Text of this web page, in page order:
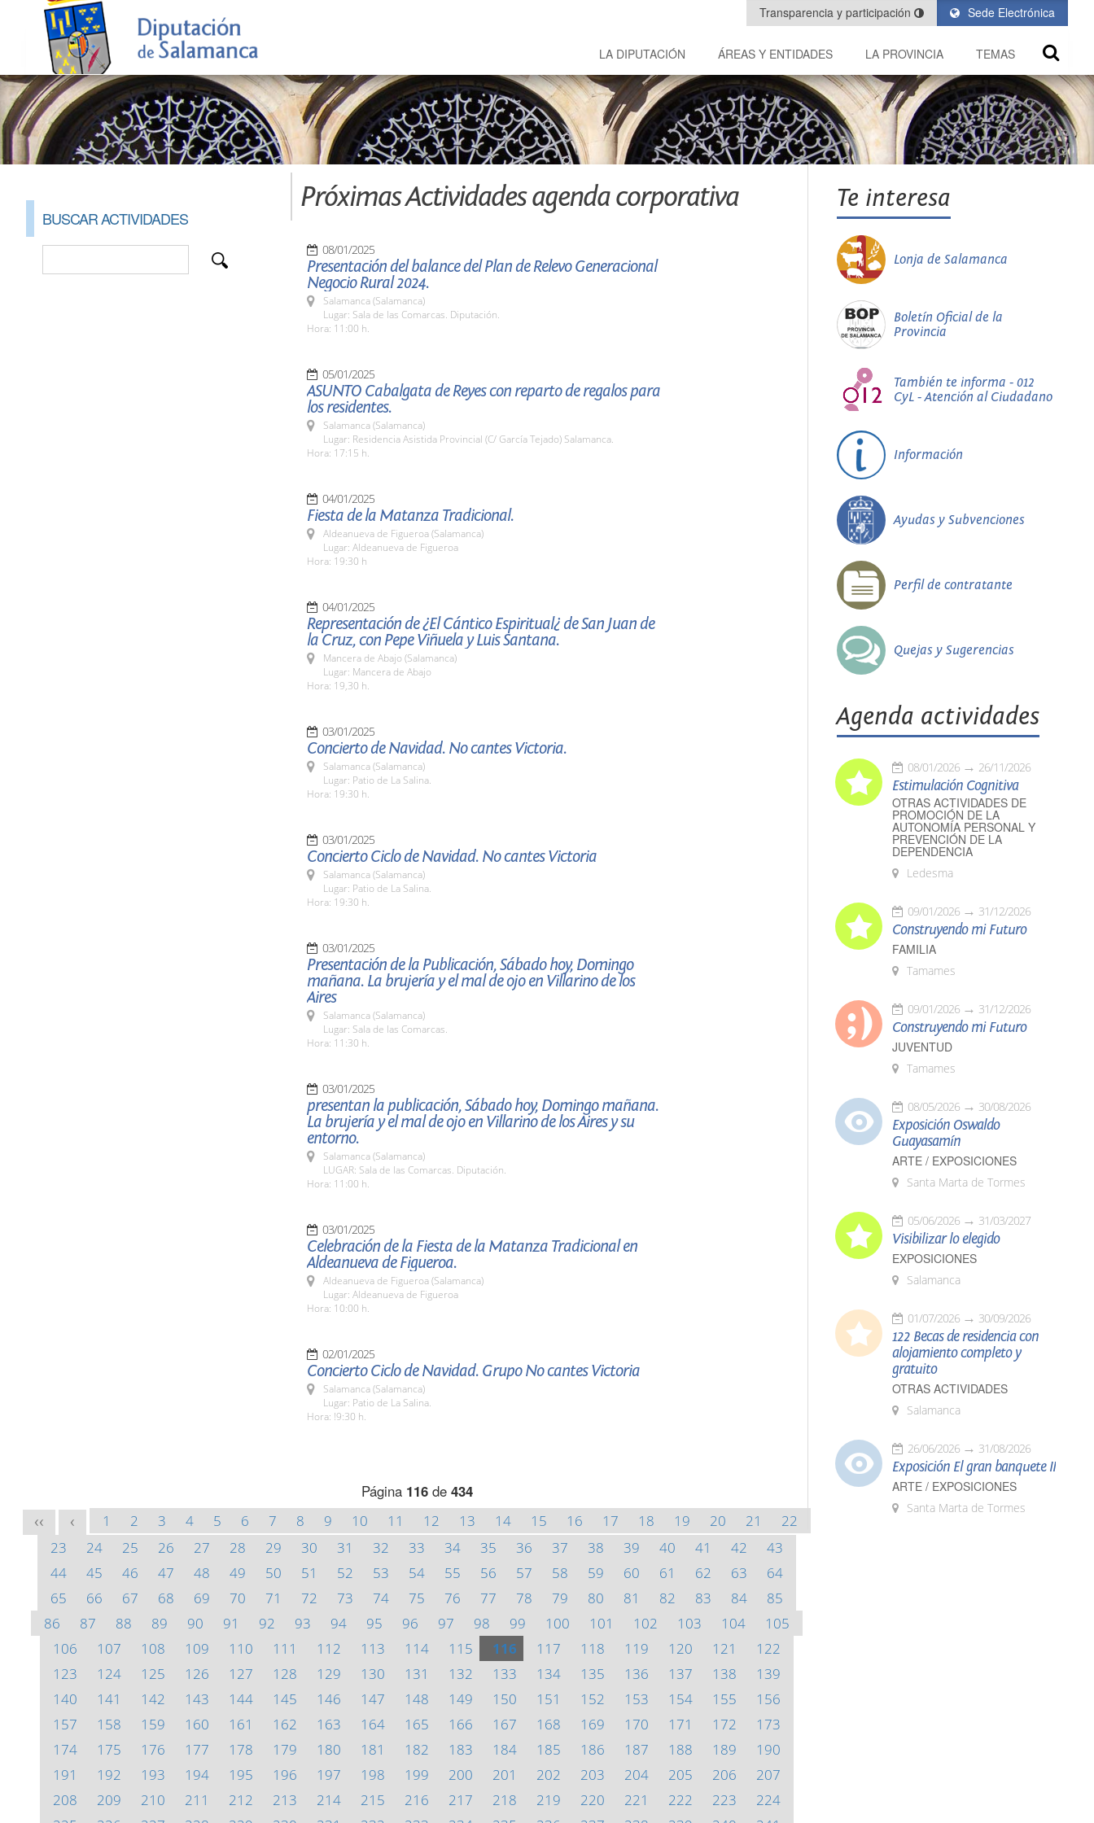
Sede Electrónica
Transparencia y participación
LA DIPUTACIÓN ÁREAS Y ENTIDADES LA PROVINCIA TEMAS
BUSCAR ACTIVIDADES
Próximas Actividades agenda corporativa
08/01/2025
Presentación del balance del Plan de Relevo Generacional
Negocio Rural 2024.
Salamanca (Salamanca)
Lugar: Sala de las Comarcas. Diputación.
Hora: 11:00 h.
05/01/2025
ASUNTO Cabalgata de Reyes con reparto de regalos para
los residentes.
Salamanca (Salamanca)
Lugar: Residencia Asistida Provincial (C/ García Tejado) Salamanca.
Hora: 17:15 h.
04/01/2025
Fiesta de la Matanza Tradicional.
Aldeanueva de Figueroa (Salamanca)
Lugar: Aldeanueva de Figueroa
Hora: 19:30 h
04/01/2025
Representación de ¿El Cántico Espiritual¿ de San Juan de
la Cruz, con Pepe Viñuela y Luis Santana.
Mancera de Abajo (Salamanca)
Lugar: Mancera de Abajo
Hora: 19,30 h.
03/01/2025
Concierto de Navidad. No cantes Victoria.
Salamanca (Salamanca)
Lugar: Patio de La Salina.
Hora: 19:30 h.
03/01/2025
Concierto Ciclo de Navidad. No cantes Victoria
Salamanca (Salamanca)
Lugar: Patio de La Salina.
Hora: 19:30 h.
03/01/2025
Presentación de la Publicación, Sábado hoy, Domingo
mañana. La brujería y el mal de ojo en Villarino de los
Aires
Salamanca (Salamanca)
Lugar: Sala de las Comarcas.
Hora: 11:30 h.
03/01/2025
presentan la publicación, Sábado hoy, Domingo mañana.
La brujería y el mal de ojo en Villarino de los Aires y su
entorno.
Salamanca (Salamanca)
LUGAR: Sala de las Comarcas. Diputación.
Hora: 11:00 h.
03/01/2025
Celebración de la Fiesta de la Matanza Tradicional en
Aldeanueva de Figueroa.
Aldeanueva de Figueroa (Salamanca)
Lugar: Aldeanueva de Figueroa
Hora: 10:00 h.
02/01/2025
Concierto Ciclo de Navidad. Grupo No cantes Victoria
Salamanca (Salamanca)
Lugar: Patio de La Salina.
Hora: !9:30 h.
Página 116de 434
<< < 1 2 3 4 5 6 7 8 9 10 11 12 13 14 15 16 17 18 19 20 21
22
23
24 25 26 27 28 29 30 31 32 33 34 35 36 37 38 39 40 41 42
43
44
45 46 47 48 49 50 51 52 53 54 55 56 57 58 59 60 61 62 63
64
65
66 67 68 69 70 71 72 73 74 75 76 77 78 79 80 81 82 83 84
85
86
87 88 89 90 91 92 93 94 95 96 97 98 99 100 101 102 103 104
105
106
107 108 109 110 111 112 113 114 115 116 117 118 119 120 121
122
123
124 125 126 127 128 129 130 131 132 133 134 135 136 137 138
139
140
141 142 143 144 145 146 147 148 149 150 151 152 153 154 155
156
157
158 159 160 161 162 163 164 165 166 167 168 169 170 171 172
173
174
175 176 177 178 179 180 181 182 183 184 185 186 187 188 189
190
191
192 193 194 195 196 197 198 199 200 201 202 203 204 205 206
207
208
209 210 211 212 213 214 215 216 217 218 219 220 221 222 223
224
Te interesa
Lonja de Salamanca
Boletín Oficial de la
Provincia
También te informa - 012
CyL - Atención al Ciudadano
Información
Ayudas y Subvenciones
Perfil de contratante
Quejas y Sugerencias
Agenda actividades
08/01/2026 26/11/2026
Estimulación Cognitiva
OTRAS ACTIVIDADES DE
PROMOCIÓN DE LA
AUTONOMÍA PERSONAL Y
PREVENCIÓN DE LA
DEPENDENCIA
Ledesma
09/01/2026 31/12/2026
Construyendo mi Futuro
FAMILIA
Tamames
09/01/2026 31/12/2026
Construyendo mi Futuro
JUVENTUD
Tamames
08/05/2026 30/08/2026
Exposición Oswaldo
Guayasamín
ARTE / EXPOSICIONES
Santa Marta de Tormes
05/06/2026 31/03/2027
Visibilizar lo elegido
EXPOSICIONES
Salamanca
01/07/2026 30/09/2026
122 Becas de residencia con
alojamiento completo y
gratuito
OTRAS ACTIVIDADES
Salamanca
26/06/2026 31/08/2026
Exposición El gran banquete II
ARTE / EXPOSICIONES
Santa Marta de Tormes